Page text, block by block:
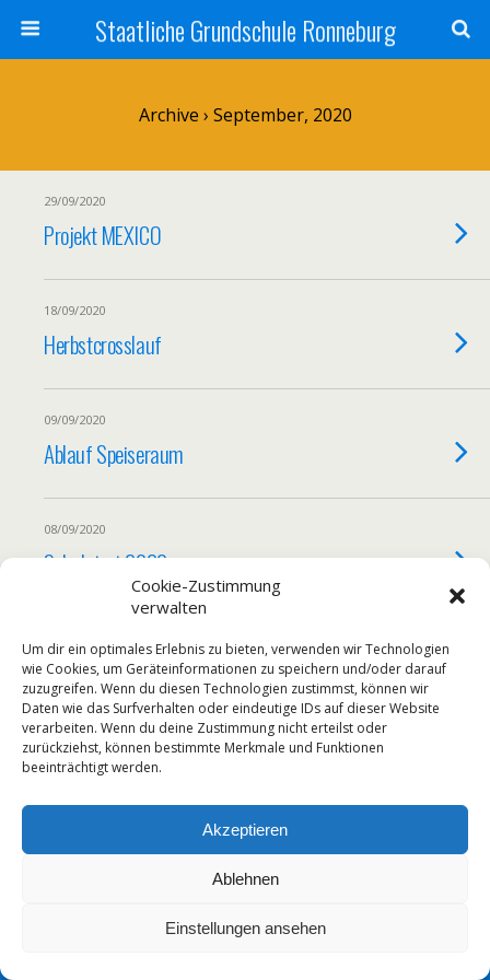
Cookie-Zustimmung
verwalten
Um dir ein optimales Erlebnis zu bieten, verwenden wir Technologien
wie Cookies, um Geräteinformationen zu speichern und/oder darauf
zuzugreifen. Wenn du diesen Technologien zustimmst, können wir
Daten wie das Surfverhalten oder eindeutige IDs auf dieser Website
verarbeiten. Wenn du deine Zustimmung nicht erteilst oder
zurückziehst, können bestimmte Merkmale und Funktionen
beeinträchtigt werden.
Akzeptieren
Ablehnen
Einstellungen ansehen
Staatliche Grundschule Ronneburg
Archive › September, 2020
29/09/2020
Projekt MEXICO
18/09/2020
Herbstcrosslauf
09/09/2020
Ablauf Speiseraum
08/09/2020
Schulstart 2020
Zum Seitenanfang
Mobil Desktop